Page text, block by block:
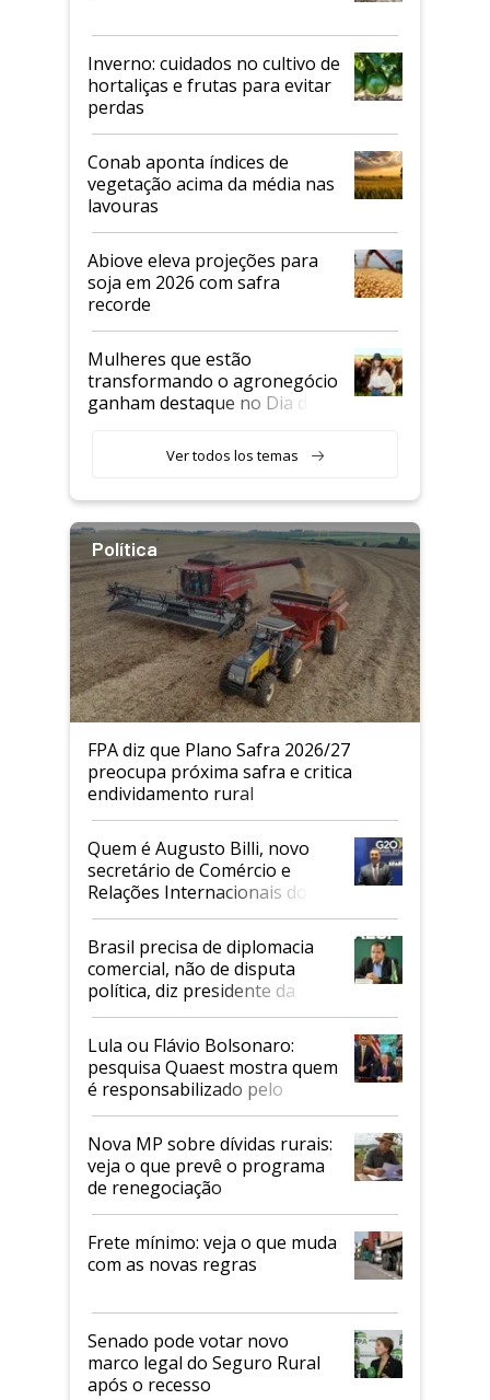
Inverno: cuidados no cultivo de
hortaliças e frutas para evitar
perdas
Conab aponta índices de
vegetação acima da média nas
lavouras
Abiove eleva projeções para
soja em 2026 com safra
recorde
Mulheres que estão
transformando o agronegócio
ganham destaque no Dia do
Ver todos los temas
Política
FPA diz que Plano Safra 2026/27
preocupa próxima safra e critica
endividamento rural
Quem é Augusto Billi, novo
secretário de Comércio e
Relações Internacionais do
Mapa
Brasil precisa de diplomacia
comercial, não de disputa
política, diz presidente da
Faesp
Lula ou Flávio Bolsonaro:
pesquisa Quaest mostra quem
é responsabilizado pelo
tarifaço dos EUA
Nova MP sobre dívidas rurais:
veja o que prevê o programa
de renegociação
Frete mínimo: veja o que muda
com as novas regras
Senado pode votar novo
marco legal do Seguro Rural
após o recesso